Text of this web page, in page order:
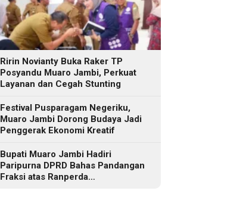
Ririn Novianty Buka Raker TP
Posyandu Muaro Jambi, Perkuat
Layanan dan Cegah Stunting
Festival Pusparagam Negeriku,
Muaro Jambi Dorong Budaya Jadi
Penggerak Ekonomi Kreatif
Bupati Muaro Jambi Hadiri
Paripurna DPRD Bahas Pandangan
Fraksi atas Ranperda